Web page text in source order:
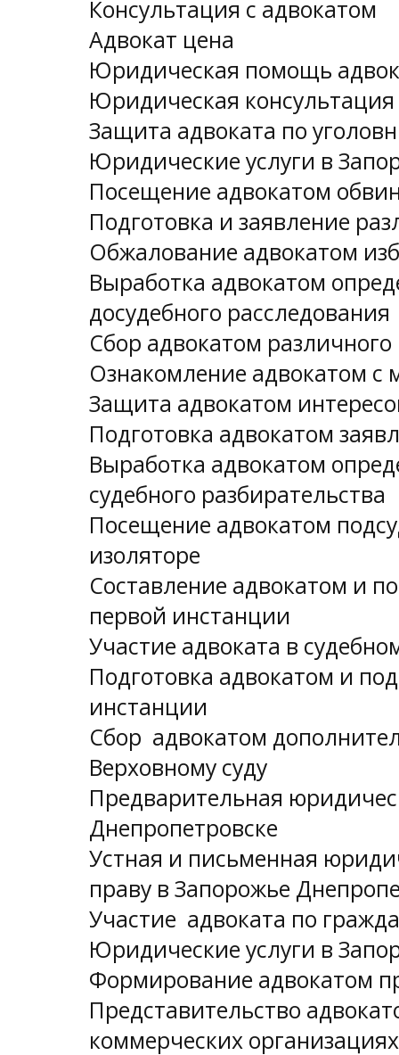
Консультация с адвокатом
Адвокат цена
Юридическая помощь
Юридическая
Защита адвоката по
Юридические услуги в
Посещение адвокатом
Подготовка и заявление
Обжалование адвокатом
Выработка адвокатом
досудебного расследования
Сбор адвокатом
Ознакомление адвокатом с
Защита адвокатом
Подготовка адвокатом
Выработка адвокатом
судебного разбирательства
Посещение адвокатом
изоляторе
Составление адвокатом и
первой инстанции
Участие адвоката в
Подготовка адвокатом и
инстанции
Сбор адвокатом
Верховному суду
Предварительная
Днепропетровске
Устная и письменная
праву в Запорожье
Участие адвоката по
Юридические услуги в
Формирование адвокатом
Представительство
коммерческих